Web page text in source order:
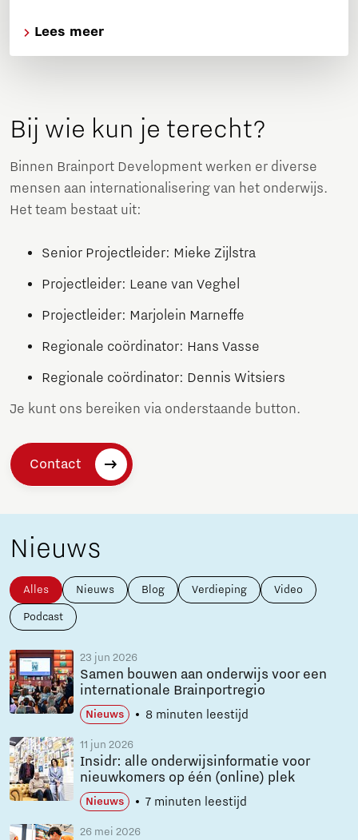
Lees meer
Bij wie kun je terecht?
Binnen Brainport Development werken er diverse
mensen aan internationalisering van het onderwijs.
Het team bestaat uit:
Senior Projectleider: Mieke Zijlstra
Projectleider: Leane van Veghel
Projectleider: Marjolein Marneffe
Regionale coördinator: Hans Vasse
Regionale coördinator: Dennis Witsiers
Je kunt ons bereiken via onderstaande button.
Contact
Nieuws
Alles Nieuws Blog Verdieping Video
Podcast
23 jun 2026
Samen bouwen aan onderwijs voor een
internationale Brainportregio
Nieuws 8 minuten leestijd
11 jun 2026
Insidr: alle onderwijsinformatie voor
nieuwkomers op één (online) plek
Nieuws 7 minuten leestijd
26 mei 2026